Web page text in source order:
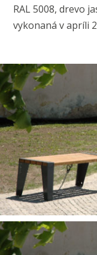
RAL 5008, drevo
vykonaná v apríli